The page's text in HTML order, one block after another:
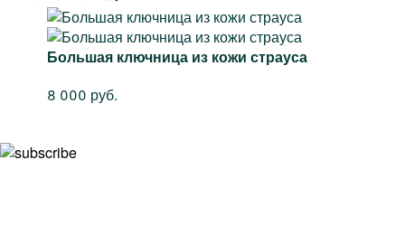
Большая ключница из кожи страуса
8 000 руб.